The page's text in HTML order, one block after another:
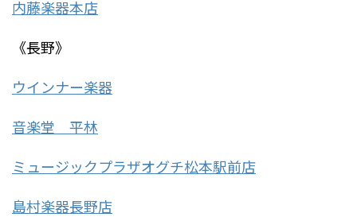
内藤楽器本店
《長野》
ウインナー楽器
音楽堂 平林
ミュージックプラザオグチ松本駅前店
島村楽器長野店